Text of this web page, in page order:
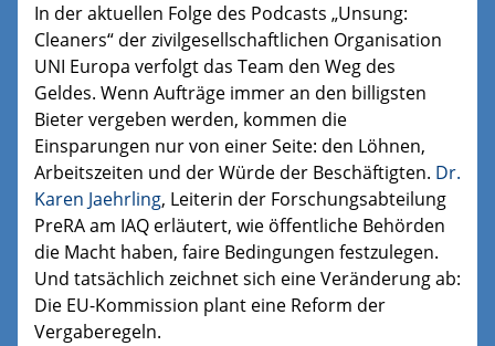
In der aktuellen Folge des Podcasts „Unsung:
Cleaners“ der zivilgesellschaftlichen Organisation
UNI Europa verfolgt das Team den Weg des
Geldes. Wenn Aufträge immer an den billigsten
Bieter vergeben werden, kommen die
Einsparungen nur von einer Seite: den Löhnen,
Arbeitszeiten und der Würde der Beschäftigten. Dr.
Karen Jaehrling, Leiterin der Forschungsabteilung
PreRAam IAQ erläutert, wie öffentliche Behörden
die Macht haben, faire Bedingungen festzulegen.
Und tatsächlich zeichnet sich eine Veränderung ab:
Die EU-Kommission plant eine Reform der
Vergaberegeln.